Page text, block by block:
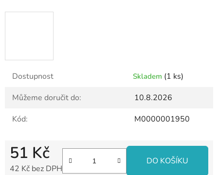
Dostupnost Skladem (1 ks)
Můžeme doručit do:
10.8.2026
Kód:
M0000001950
51 Kč
42 Kč bez DPH
DO KOŠÍKU